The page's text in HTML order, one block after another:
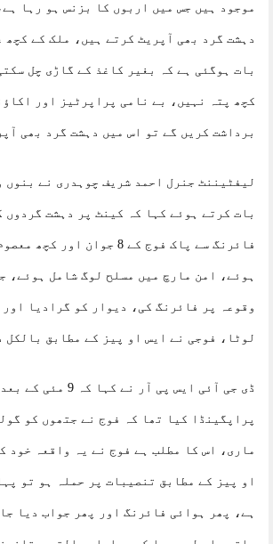
موجود ہیں جس میں اربوں کا بزنس ہو رہا
دہشت گرد بھی آپریٹ کرتے ہیں، ملک کے کچھ
بات ہوگئی ہے کہ بغیر کاغذ کے گاڑی چل
کچھ پتہ نہیں، بے نامی پراپرٹیز اور
برداشت کریں گے تو اس میں دہشت گرد بھی
لیفٹیننٹ جنرل احمد شریف چوہدری نے بنوں
بات کرتے ہوئے کہا کہ کینٹ پر دہشت گردوں
فائرنگ سے پاک فوج کے 8 جوان
ہوئے، امن مارچ میں مسلح لوگ شامل ہوئے،
وقوعہ پر فائرنگ کی، دیوار کو گرادیا اور
لوٹا، فوجی نے ایس او پیز کے مطابق بالکل
ڈی جی آئی ایس پی آر
پراپگینڈا کیا تھا کہ فوج نے جتھوں کو
ماری، اس کا مطلب ہے فوج نے یہ واقعہ خود
او پیز کے مطابق تنصیبات پر حملہ ہو تو
ہے، پھر ہوائی فائرنگ اور پھر جواب دیا